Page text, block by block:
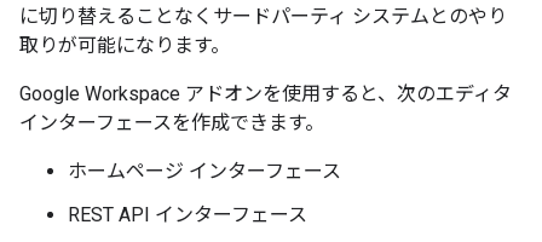
に切り替えることなくサードパーティ システムとのやり
取りが可能になります。
Google Workspace アドオンを使用すると、次のエディタ
インターフェースを作成できます。
ホームページ インターフェース
REST API インターフェース